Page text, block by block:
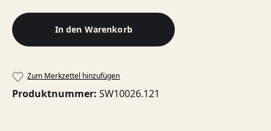
In den Warenkorb
Zum Merkzettel hinzufügen
Produktnummer: SW10026.121